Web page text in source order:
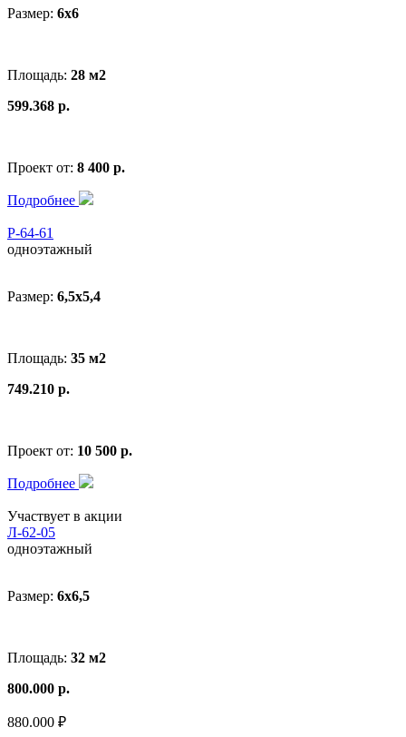
Размер: 6x6
Площадь: 28 м2
599.368 р.
Проект от: 8 400 р.
Подробнее
Р-64-61
одноэтажный
Размер: 6,5х5,4
Площадь: 35 м2
749.210 р.
Проект от: 10 500 р.
Подробнее
Участвует в акции
Л-62-05
одноэтажный
Размер: 6x6,5
Площадь: 32 м2
800.000 р.
880.000 ₽